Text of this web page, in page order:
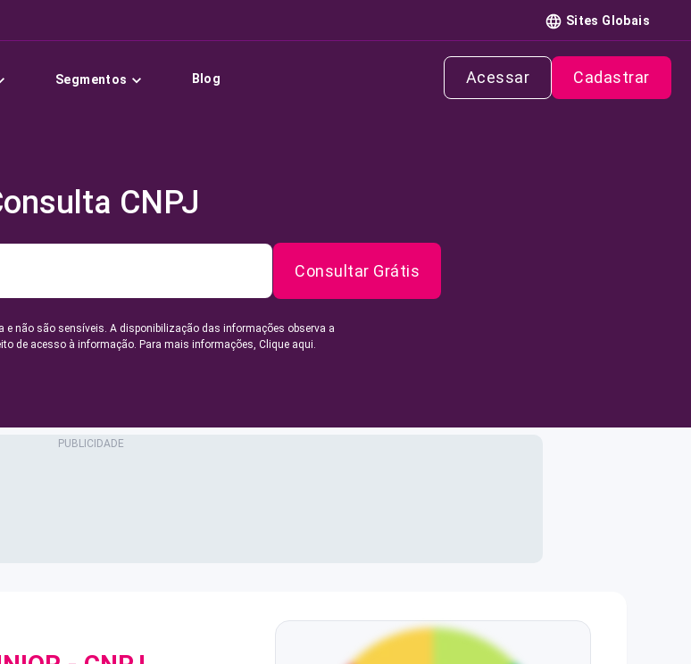
Sites Globais
Segmentos Blog Acessar Cadastrar
CNPJ
Consultar Grátis
e não são sensíveis. A disponibilização das informações observa a
de acesso à informação. Para mais informações, Clique aqui.